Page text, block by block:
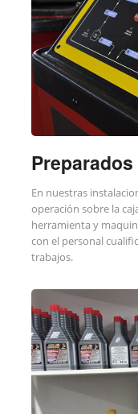
En nuestras
operación sobre la
herramienta y
con el personal
trabajos.